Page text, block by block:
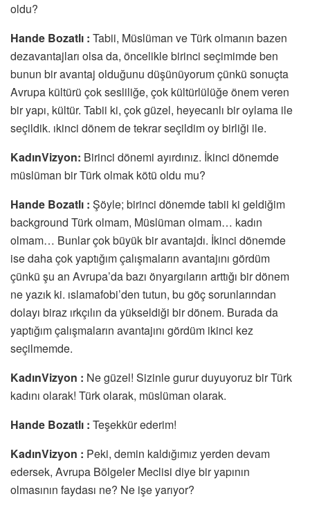
oldu?
Hande Bozatlı : Tabii, Müslüman ve Türk olmanın bazen
dezavantajları olsa da, öncelikle birinci seçimimde ben
bunun bir avantaj olduğunu düşünüyorum çünkü sonuçta
Avrupa kültürü çok sesliliğe, çok kültürlülüğe önem veren
bir yapı, kültür. Tabii ki, çok güzel, heyecanlı bir oylama ile
seçildik. ıkinci dönem de tekrar seçildim oy birliği ile.
KadınVizyon: Birinci dönemi ayırdınız. İkinci dönemde
müslüman bir Türk olmak kötü oldu mu?
Hande Bozatlı : Şöyle; birinci dönemde tabii ki geldiğim
background Türk olmam, Müslüman olmam… kadın
olmam… Bunlar çok büyük bir avantajdı. İkinci dönemde
ise daha çok yaptığım çalışmaların avantajını gördüm
çünkü şu an Avrupa’da bazı önyargıların arttığı bir dönem
ne yazık ki. ıslamafobi’den tutun, bu göç sorunlarından
dolayı biraz ırkçılın da yükseldiği bir dönem. Burada da
yaptığım çalışmaların avantajını gördüm ikinci kez
seçilmemde.
KadınVizyon : Ne güzel! Sizinle gurur duyuyoruz bir Türk
kadını olarak! Türk olarak, müslüman olarak.
Hande Bozatlı : Teşekkür ederim!
KadınVizyon : Peki, demin kaldığımız yerden devam
edersek, Avrupa Bölgeler Meclisi diye bir yapının
olmasının faydası ne? Ne işe yarıyor?